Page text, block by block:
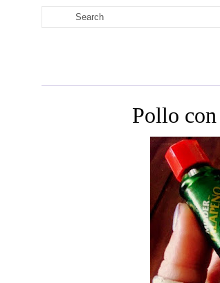
Pollo